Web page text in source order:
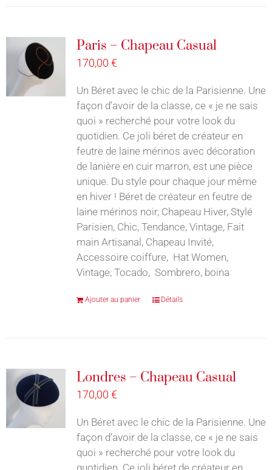
Paris – Chapeau Casual
170,00 €
Un Béret avec le chic de la Parisienne. Une
façon d’avoir de la classe, ce « je ne sais
quoi » recherché pour votre look du
quotidien. Ce joli béret de créateur en
feutre de laine mérinos avec décoration
de lanière en cuir marron, est une pièce
unique. Du style pour chaque jour même
en hiver ! Béret de créateur en feutre de
laine mérinos noir, Chapeau Hiver, Stylé
Parisien, Chic, Tendance, Vintage, Fait
main Artisanal, Chapeau Invité,
Accessoire coiffure, Hat Women,
Vintage, Tocado, Sombrero, boina
Ajouter au panier Détails
Londres – Chapeau Casual
170,00 €
Un Béret avec le chic de la Parisienne. Une
façon d’avoir de la classe, ce « je ne sais
quoi » recherché pour votre look du
quotidien. Ce joli béret de créateur en